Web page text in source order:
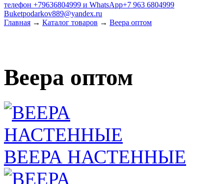
телефон +79636804999 и WhatsApp+7 963 6804999
Buketpodarkov889@yandex.ru
Главная → Каталог товаров → Веера оптом
Веера оптом
ВЕЕРА НАСТЕННЫЕ